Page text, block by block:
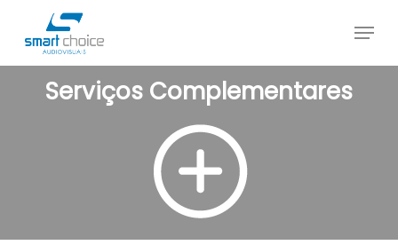
Menu
Serviços Complementares